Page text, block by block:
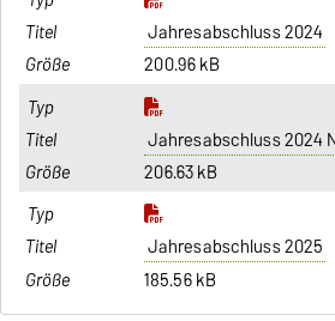
Jahresabschluss 2024
200.96 kB
Jahresabschluss 2024
206.63 kB
Jahresabschluss 2025
185.56 kB